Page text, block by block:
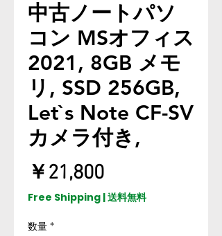
中古ノートパソ
コン MSオフィス
2021, 8GB メモ
リ, SSD 256GB,
Let`s Note CF-SV
カメラ付き,
￥21,800価
格
Free Shipping | 送料無料
数量 *